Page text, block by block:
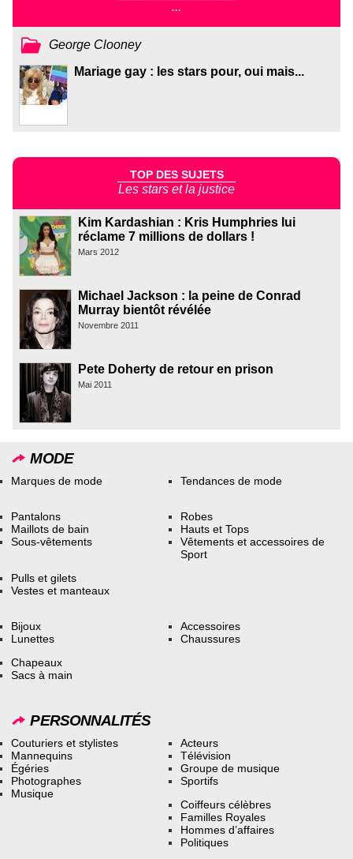
...
George Clooney
Mariage gay : les stars pour, oui mais...
TOP DES SUJETS
Les stars et la justice
Kim Kardashian : Kris Humphries lui
réclame 7 millions de dollars !
Mars 2012
Michael Jackson : la peine de Conrad
Murray bientôt révélée
Novembre 2011
Pete Doherty de retour en prison
Mai 2011
MODE
Marques de mode Tendances de mode
Pantalons
Maillots de bain
Sous-vêtements
Robes
Hauts et Tops
Vêtements et accessoires de
Sport
Pulls et gilets
Vestes et manteaux
Bijoux
Lunettes
Accessoires
Chaussures
Chapeaux
Sacs à main
PERSONNALITÉS
Couturiers et stylistes
Mannequins
Égéries
Photographes
Musique
Acteurs
Télévision
Groupe de musique
Sportifs
Coiffeurs célèbres
Familles Royales
Hommes d’affaires
Politiques